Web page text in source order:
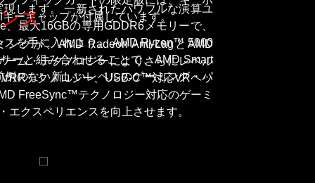
ーキャップが付属しています。
します。 一新されたパワフルな演算ユ
最大16GBの専用GDDR6メモリーで、
を手に入れよう。 AMD Ryzen™ 5000
ーと組み合わせることで、AMD Smart
のない新しいレベルのゲーミング・パ
ス
グが、AMD Radeon Anti-LagとAMD
ム・テクノロジーによりさらにレベル
テクノロジー、USB-C™対応VRヘッ
FreeSync™テクノロジー対応のゲーミ
クスペリエンスを向上させます。